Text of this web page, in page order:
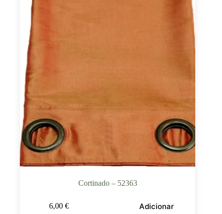
Cortinado – 52363
6,00 € Adicionar